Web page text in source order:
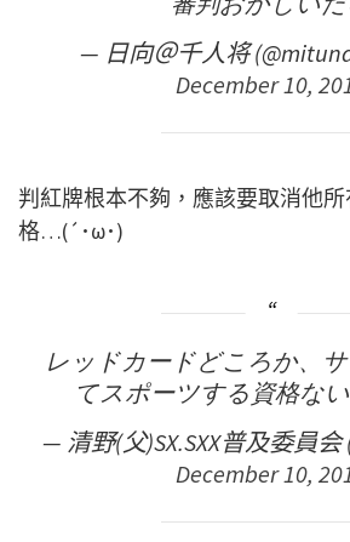
— 日向＠千人将
December 10,
判紅牌根本不夠，應該要取消他
格…(´･ω･)
レッドカードどころか、
てスポーツする資格な
— 清野(父)SX.SXX普及委員会
December 10,